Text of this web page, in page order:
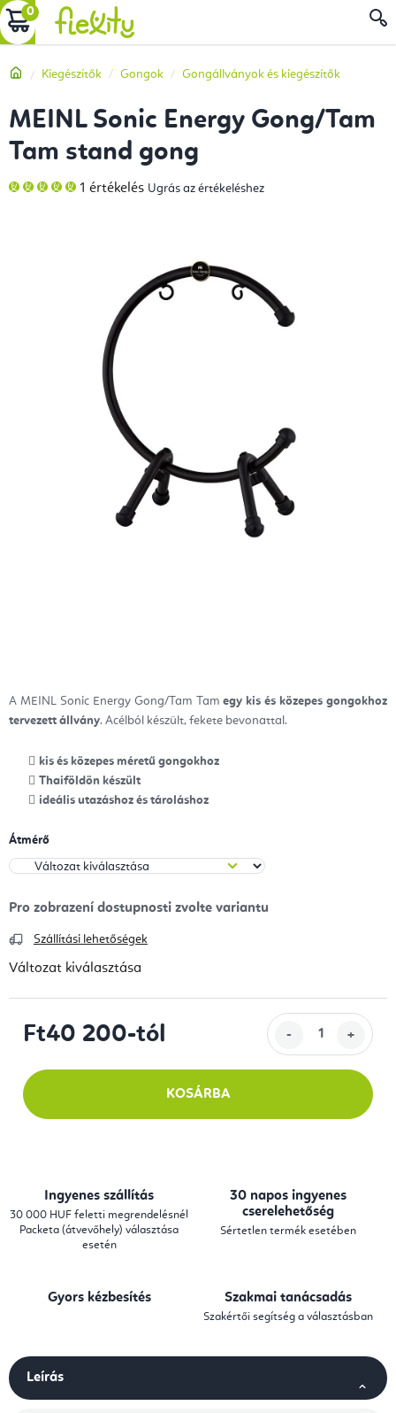
Ugrás
a
tartalomhoz
KOSÁR
Kezdőlap
Kiegészítők Gongok Gongállványok és kiegészítők
A MEINL Sonic Energy Gong/Tam Tam egy kis és közepes gongokhoz
tervezett állvány. Acélból készült, fekete bevonattal.
kis és közepes méretű gongokhoz
Thaiföldön készült
ideális utazáshoz és tároláshoz
Átmérő
Szállítási lehetőségek
Változat kiválasztása
Ft40 200-tól
KOSÁRBA
MEINL Sonic Energy Gong/Tam
Tam stand gong
A
termék
1 értékelés Ugrás az értékeléshez
Ingyenes szállítás
30 000 HUF feletti megrendelésnél
Packeta (átvevőhely) választása
esetén
30 napos ingyenes
cserelehetőség
Sértetlen termék esetében
Gyors kézbesítés Szakmai tanácsadás
Szakértői segítség a választásban
Leírás